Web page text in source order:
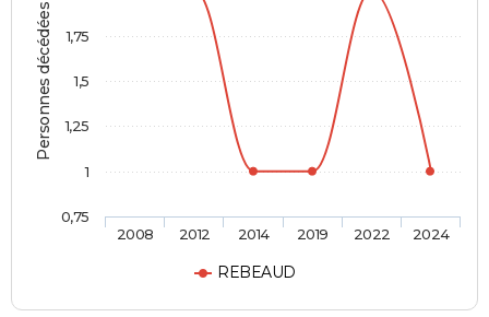
Personnes décédées
REBEAUD
2008 2012 2014 2019 2022 2024
0,75
1
1,25
1,5
1,75